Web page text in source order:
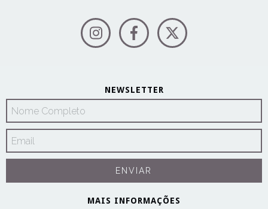
NEWSLETTER
MAIS INFORMAÇÕES